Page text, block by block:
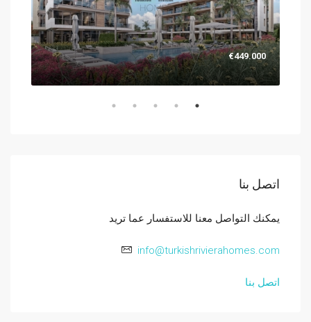
€449.000
اتصل بنا
يمكنك التواصل معنا للاستفسار عما تريد
info@turkishrivierahomes.com
اتصل بنا